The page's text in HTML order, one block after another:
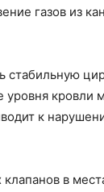
газов из
уровня кровли
к
в